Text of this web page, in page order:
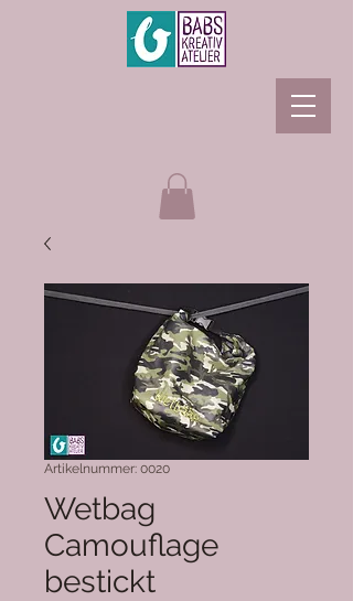
Artikelnummer: 0020
Wetbag
Camouflage
bestickt